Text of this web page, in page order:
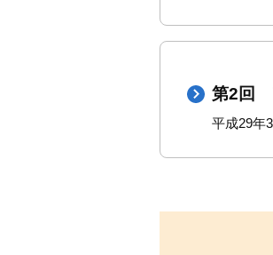
第2回
平成29年